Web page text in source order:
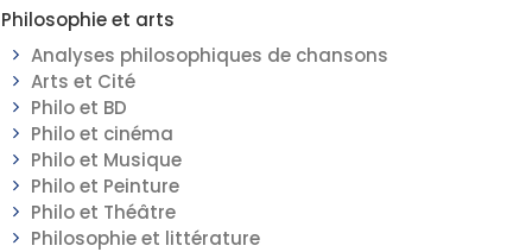
Philosophie et arts
Analyses philosophiques de chansons
Arts et Cité
Philo et BD
Philo et cinéma
Philo et Musique
Philo et Peinture
Philo et Théâtre
Philosophie et littérature